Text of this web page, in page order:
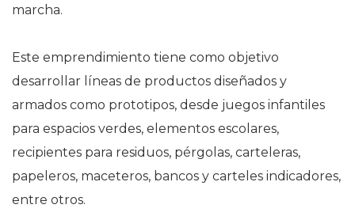
marcha.
Este emprendimiento tiene como objetivo
desarrollar líneas de productos diseñados y
armados como prototipos, desde juegos infantiles
para espacios verdes, elementos escolares,
recipientes para residuos, pérgolas, carteleras,
papeleros, maceteros, bancos y carteles indicadores,
entre otros.